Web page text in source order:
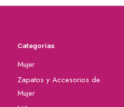
Categorías
Mujer
Zapatos y Accesorios de
Mujer